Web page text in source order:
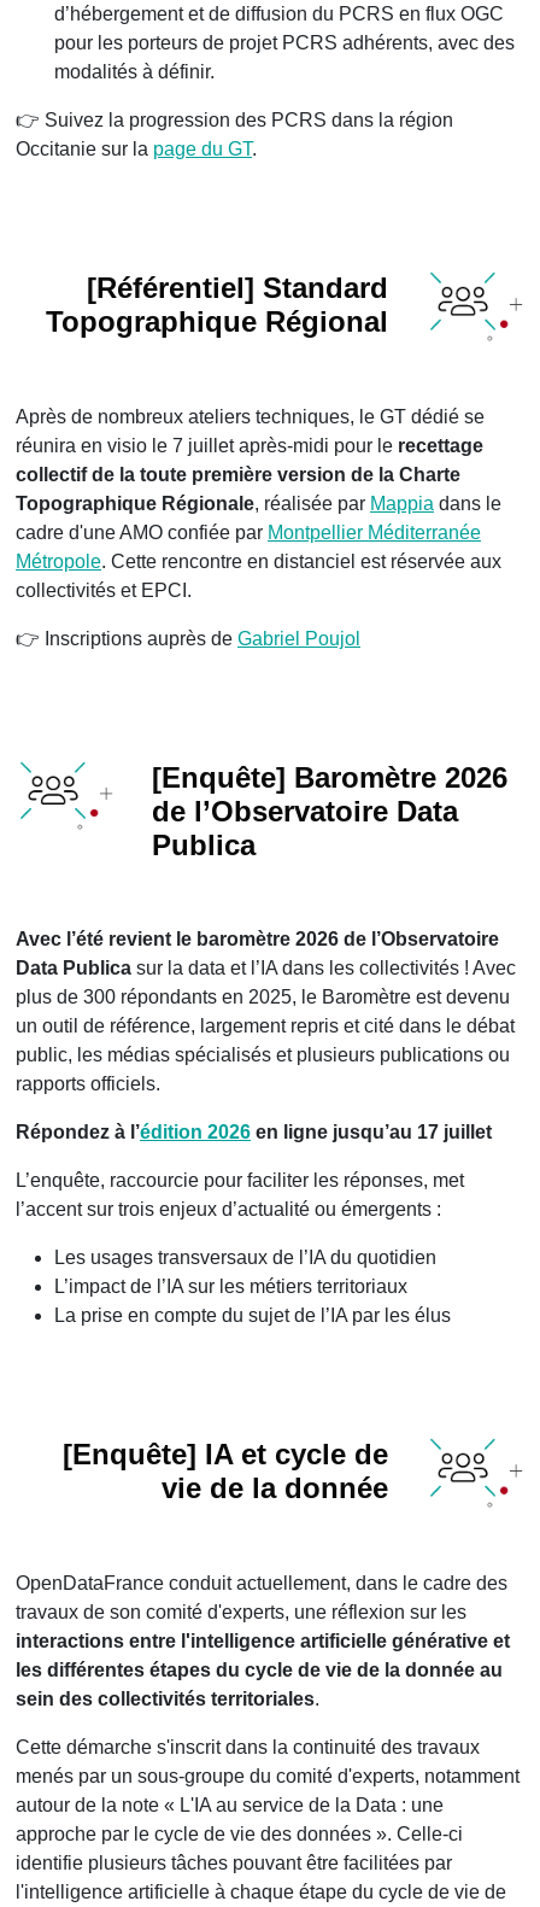
d’hébergement et de diffusion du PCRS en flux OGC
pour les porteurs de projet PCRS adhérents, avec des
modalités à définir.
👉 Suivez la progression des PCRS dans la région
Occitanie sur la page du GT.
[Référentiel] Standard
Topographique Régional
Après de nombreux ateliers techniques, le GT dédié se
réunira en visio le 7 juillet après-midi pour le recettage
collectif de la toute première version de la Charte
Topographique Régionale, réalisée par Mappia dans le
cadre d'une AMO confiée par Montpellier Méditerranée
Métropole. Cette rencontre en distanciel est réservée aux
collectivités et EPCI.
👉 Inscriptions auprès de Gabriel Poujol
[Enquête] Baromètre 2026
de l’Observatoire Data
Publica
Avec l’été revient le baromètre 2026 de l’Observatoire
Data Publica sur la data et l’IA dans les collectivités ! Avec
plus de 300 répondants en 2025, le Baromètre est devenu
un outil de référence, largement repris et cité dans le débat
public, les médias spécialisés et plusieurs publications ou
rapports officiels.
Répondez à l’édition 2026 en ligne jusqu’au 17 juillet
L’enquête, raccourcie pour faciliter les réponses, met
l’accent sur trois enjeux d’actualité ou émergents :
Les usages transversaux de l’IA du quotidien
L’impact de l’IA sur les métiers territoriaux
La prise en compte du sujet de l’IA par les élus
[Enquête] IA et cycle de
vie de la donnée
OpenDataFrance conduit actuellement, dans le cadre des
travaux de son comité d'experts, une réflexion sur les
interactions entre l'intelligence artificielle générative et
les différentes étapes du cycle de vie de la donnée au
sein des collectivités territoriales.
Cette démarche s'inscrit dans la continuité des travaux
menés par un sous-groupe du comité d'experts, notamment
autour de la note « L'IA au service de la Data : une
approche par le cycle de vie des données ». Celle-ci
identifie plusieurs tâches pouvant être facilitées par
l'intelligence artificielle à chaque étape du cycle de vie de